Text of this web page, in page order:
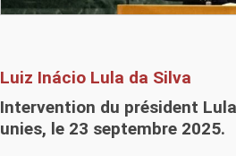
Luiz Inácio Lula da Silva
Intervention du président
unies, le 23 septembre 2025.